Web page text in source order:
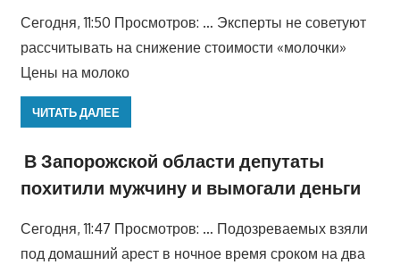
Сегодня, 11:50 Просмотров: … Эксперты не советуют
рассчитывать на снижение стоимости «молочки»
Цены на молоко
ЧИТАТЬ ДАЛЕЕ
В Запорожской области депутаты
похитили мужчину и вымогали деньги
Сегодня, 11:47 Просмотров: … Подозреваемых взяли
под домашний арест в ночное время сроком на два